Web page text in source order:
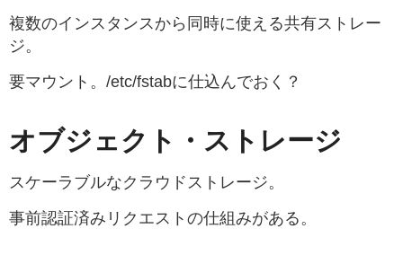
複数のインスタンスから同時に使える共有ストレー
ジ。
要マウント。/etc/fstabに仕込んでおく？
オブジェクト・ストレージ
スケーラブルなクラウドストレージ。
事前認証済みリクエストの仕組みがある。